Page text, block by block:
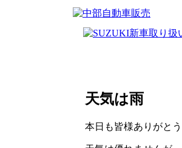
天気は雨
本日も皆様ありがとう